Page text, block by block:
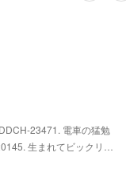
23471. 電車の猛勉
生まれてビックリ…